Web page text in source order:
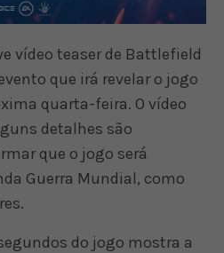
vídeo teaser de Battlefield
que irá revelar o jogo
quarta-feira. O vídeo
detalhes são
que o jogo será
Guerra Mundial, como
do jogo mostra a